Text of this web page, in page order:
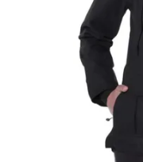
LIMITOVANÉ EDICE